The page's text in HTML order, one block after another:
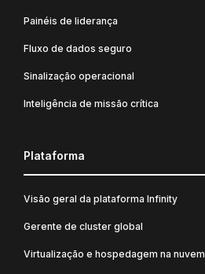
Painéis de liderança
Fluxo de dados seguro
Sinalização operacional
Inteligência de missão crítica
Plataforma
Visão geral da plataforma Infinity
Gerente de cluster global
Virtualização e hospedagem na nuvem